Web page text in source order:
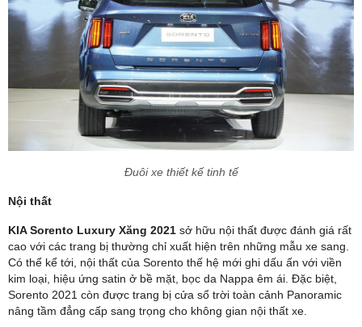
Đuôi xe thiết kế tinh tế
Nội thất
KIA Sorento Luxury Xăng 2021 sở hữu nội thất được đánh giá rất
cao với các trang bị thường chỉ xuất hiện trên những mẫu xe sang.
Có thể kể tới, nội thất của Sorento thế hệ mới ghi dấu ấn với viền
kim loại, hiệu ứng satin ở bề mặt, bọc da Nappa êm ái. Đặc biệt,
Sorento 2021 còn được trang bị cửa sổ trời toàn cảnh Panoramic
nâng tầm đẳng cấp sang trọng cho không gian nội thất xe.